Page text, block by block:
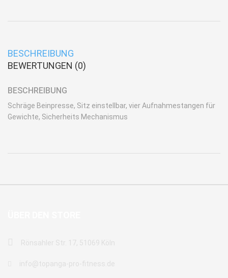
BESCHREIBUNG
BEWERTUNGEN (0)
BESCHREIBUNG
Schräge Beinpresse, Sitz einstellbar, vier Aufnahmestangen für
Gewichte, Sicherheits Mechanismus
Rönsahler Str. 17, 51069 Köln
info@topanga-pro-fitness.de